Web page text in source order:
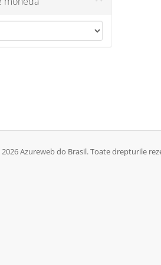
Azureweb do Brasil. Toate drepturile